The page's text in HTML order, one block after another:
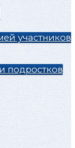
участников
подростков